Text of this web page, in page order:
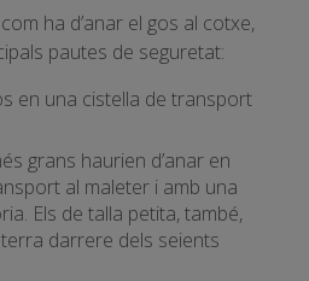
ha d’anar el gos al cotxe,
pautes de seguretat:
en una cistella de transport
grans haurien d’anar en
al maleter i amb una
Els de talla petita, també,
terra darrere dels seients